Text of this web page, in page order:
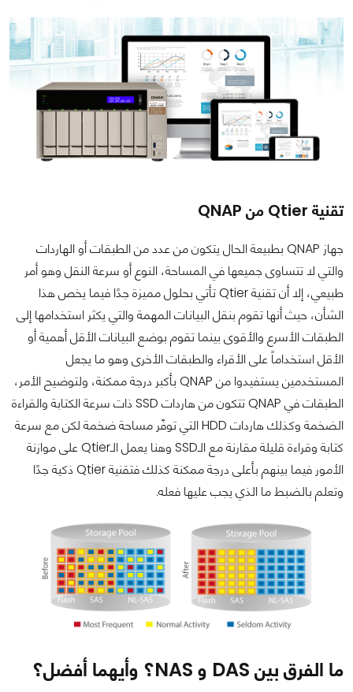
تقنية Qtier من QNAP
جهاز QNAP بطبيعة الحال يتكون من عدد من الطبقات أو الهاردات
والتي لا تتساوى جميعها في المساحة، النوع أو سرعة النقل وهو أمر
طبيعي، إلا أن تقنية Qtier تأتي بحلول مميزة جدًا فيما يخص هذا
الشأن، حيث أنها تقوم بنقل البيانات المهمة والتي يكثر استخدامها إلى
الطبقات الأسرع والأقوى بينما تقوم بوضع البيانات الأقل أهمية أو
الأقل استخداماً على الأقراء والطبقات الأخرى وهو ما يجعل
المستخدمين يستفيدوا من QNAP بأكبر درجة ممكنة، ولتوضيح الأمر،
الطبقات في QNAP تتكون من هاردات SSD ذات سرعة الكتابة والقراءة
الضخمة وكذلك هاردات HDD التي توفّر مساحة ضخمة لكن مع سرعة
كتابة وقراءة قليلة مقارنة مع الـSSD وهنا يعمل الـQtier على موازنة
الأمور فيما بينهم بأعلى درجة ممكنة كذلك فتقنية Qtier ذكية جدًا
وتعلم بالضبط ما الذي يجب عليها فعله.
ما الفرق بين DAS و NAS؟ وأيهما أفضل؟